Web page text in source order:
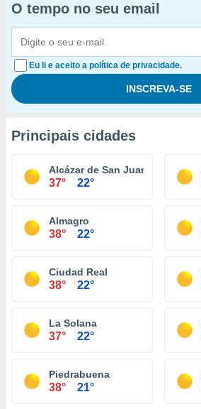
O tempo no seu email
Eu li e aceito a política de privacidade.
Principais cidades
Alcázar de San Juan
37° 22°
Almagro
38° 22°
Ciudad Real
38° 22°
La Solana
37° 22°
Piedrabuena
38° 21°